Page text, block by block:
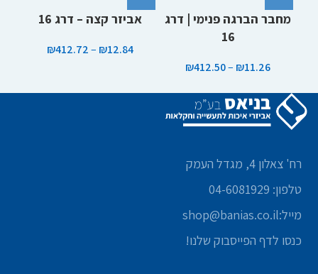
מחבר הברגה פנימי | דרג
16
₪11.26
–
₪412.50
אביזר קצה – דרג 16
₪12.84
–
₪412.72
רח' צאלון 4, מגדל העמק
טלפון: 04-6081929
מייל:shop@banias.co.il
כנסו לדף הפייסבוק שלנו!